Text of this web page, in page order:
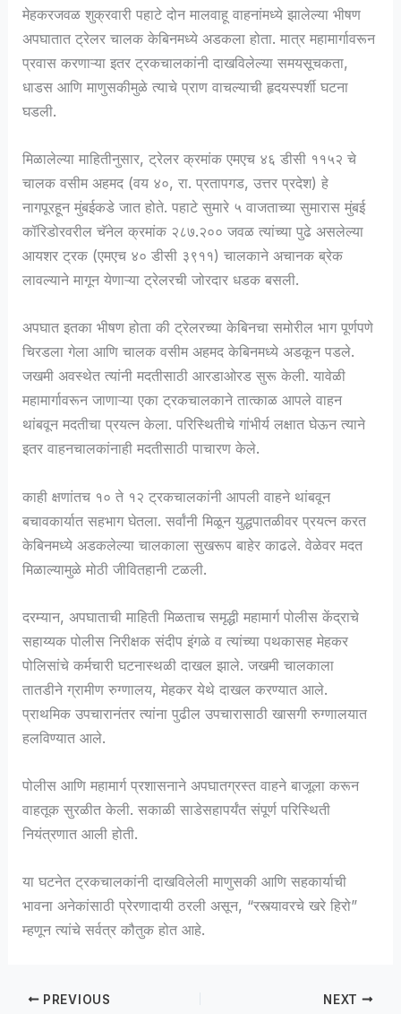
मेहकरजवळ शुक्रवारी पहाटे दोन मालवाहू वाहनांमध्ये झालेल्या भीषण
अपघातात ट्रेलर चालक केबिनमध्ये अडकला होता. मात्र महामार्गावरून
प्रवास करणाऱ्या इतर ट्रकचालकांनी दाखविलेल्या समयसूचकता,
धाडस आणि माणुसकीमुळे त्याचे प्राण वाचल्याची हृदयस्पर्शी घटना
घडली.
मिळालेल्या माहितीनुसार, ट्रेलर क्रमांक एमएच ४६ डीसी ११५२ चे
चालक वसीम अहमद (वय ४०, रा. प्रतापगड, उत्तर प्रदेश) हे
नागपूरहून मुंबईकडे जात होते. पहाटे सुमारे ५ वाजताच्या सुमारास मुंबई
कॉरिडोरवरील चॅनेल क्रमांक २८७.२०० जवळ त्यांच्या पुढे असलेल्या
आयशर ट्रक (एमएच ४० डीसी ३९११) चालकाने अचानक ब्रेक
लावल्याने मागून येणाऱ्या ट्रेलरची जोरदार धडक बसली.
अपघात इतका भीषण होता की ट्रेलरच्या केबिनचा समोरील भाग पूर्णपणे
चिरडला गेला आणि चालक वसीम अहमद केबिनमध्ये अडकून पडले.
जखमी अवस्थेत त्यांनी मदतीसाठी आरडाओरड सुरू केली. यावेळी
महामार्गावरून जाणाऱ्या एका ट्रकचालकाने तात्काळ आपले वाहन
थांबवून मदतीचा प्रयत्न केला. परिस्थितीचे गांभीर्य लक्षात घेऊन त्याने
इतर वाहनचालकांनाही मदतीसाठी पाचारण केले.
काही क्षणांतच १० ते १२ ट्रकचालकांनी आपली वाहने थांबवून
बचावकार्यात सहभाग घेतला. सर्वांनी मिळून युद्धपातळीवर प्रयत्न करत
केबिनमध्ये अडकलेल्या चालकाला सुखरूप बाहेर काढले. वेळेवर मदत
मिळाल्यामुळे मोठी जीवितहानी टळली.
दरम्यान, अपघाताची माहिती मिळताच समृद्धी महामार्ग पोलीस केंद्राचे
सहाय्यक पोलीस निरीक्षक संदीप इंगळे व त्यांच्या पथकासह मेहकर
पोलिसांचे कर्मचारी घटनास्थळी दाखल झाले. जखमी चालकाला
तातडीने ग्रामीण रुग्णालय, मेहकर येथे दाखल करण्यात आले.
प्राथमिक उपचारानंतर त्यांना पुढील उपचारासाठी खासगी रुग्णालयात
हलविण्यात आले.
पोलीस आणि महामार्ग प्रशासनाने अपघातग्रस्त वाहने बाजूला करून
वाहतूक सुरळीत केली. सकाळी साडेसहापर्यंत संपूर्ण परिस्थिती
नियंत्रणात आली होती.
या घटनेत ट्रकचालकांनी दाखविलेली माणुसकी आणि सहकार्याची
भावना अनेकांसाठी प्रेरणादायी ठरली असून, “रस्त्यावरचे खरे हिरो”
म्हणून त्यांचे सर्वत्र कौतुक होत आहे.
PREVIOUS NEXT